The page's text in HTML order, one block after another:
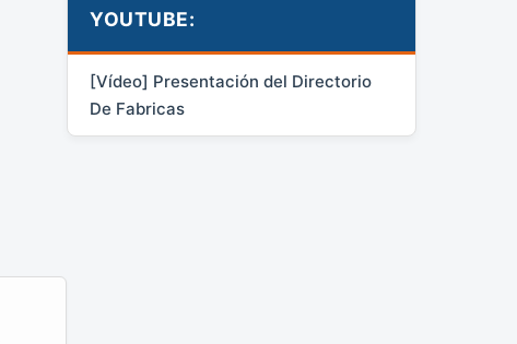
YOUTUBE:
[Vídeo] Presentación del Directorio
De Fabricas